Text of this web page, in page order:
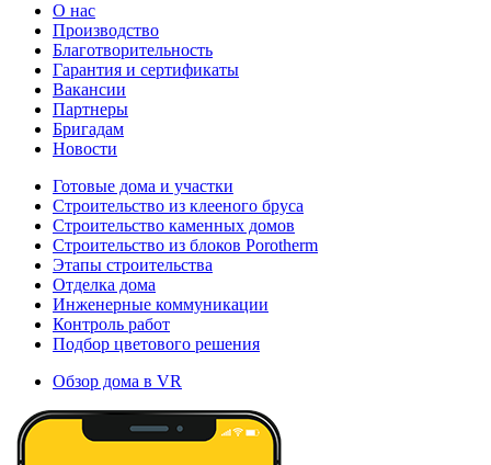
О нас
Производство
Благотворительность
Гарантия и сертификаты
Вакансии
Партнеры
Бригадам
Новости
Готовые дома и участки
Строительство из клееного бруса
Строительство каменных домов
Строительство из блоков Porotherm
Этапы строительства
Отделка дома
Инженерные коммуникации
Контроль работ
Подбор цветового решения
Обзор дома в VR